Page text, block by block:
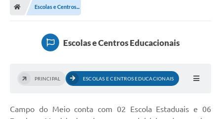
Escolas e Centros...
Escolas e Centros Educacionais
PRINCIPAL ESCOLAS E CENTROS EDUCACIONAIS
Campo do Meio conta com 02 Escola Estaduais e 06